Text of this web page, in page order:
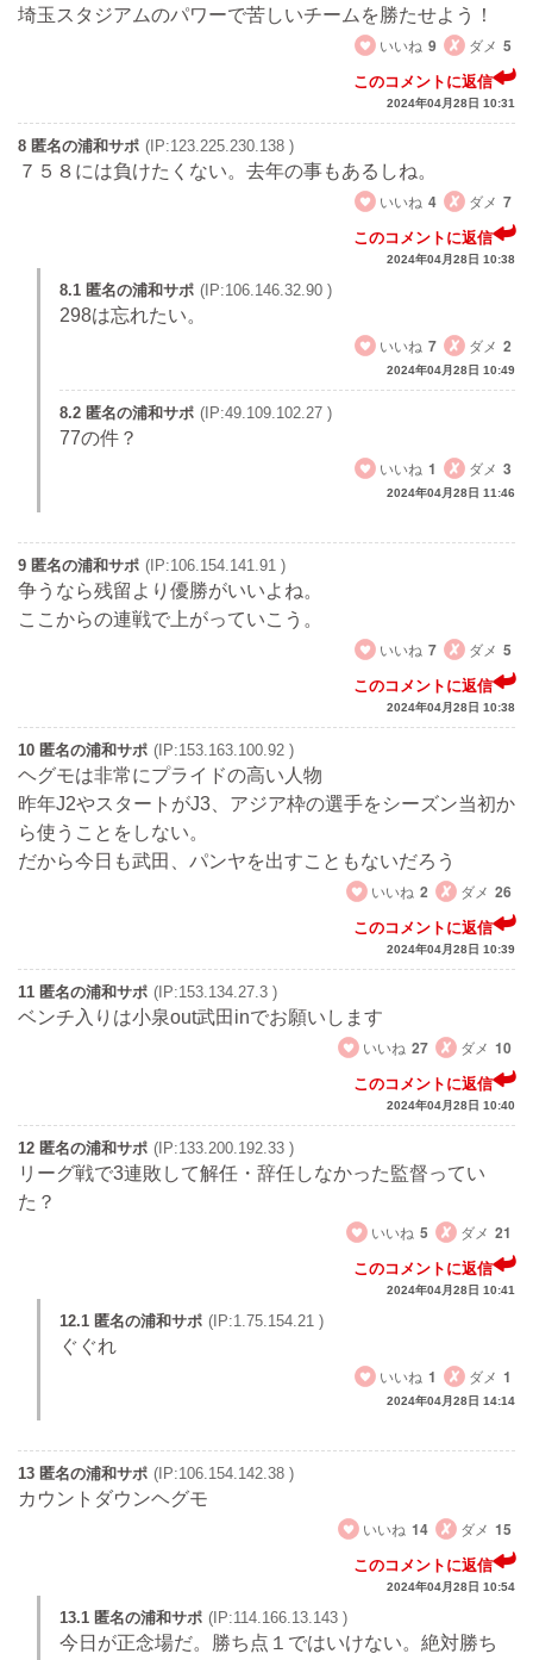
埼玉スタジアムのパワーで苦しいチームを勝たせよう！
いいね 9 ダメ 5
このコメントに返信
2024年04月28日 10:31
8 匿名の浦和サポ (IP:123.225.230.138 )
７５８には負けたくない。去年の事もあるしね。
いいね 4 ダメ 7
このコメントに返信
2024年04月28日 10:38
8.1 匿名の浦和サポ (IP:106.146.32.90 )
298は忘れたい。
いいね 7 ダメ 2
2024年04月28日 10:49
8.2 匿名の浦和サポ (IP:49.109.102.27 )
77の件？
いいね 1 ダメ 3
2024年04月28日 11:46
9 匿名の浦和サポ (IP:106.154.141.91 )
争うなら残留より優勝がいいよね。
ここからの連戦で上がっていこう。
いいね 7 ダメ 5
このコメントに返信
2024年04月28日 10:38
10 匿名の浦和サポ (IP:153.163.100.92 )
ヘグモは非常にプライドの高い人物
昨年J2やスタートがJ3、アジア枠の選手をシーズン当初か
ら使うことをしない。
だから今日も武田、パンヤを出すこともないだろう
いいね 2 ダメ 26
このコメントに返信
2024年04月28日 10:39
11 匿名の浦和サポ (IP:153.134.27.3 )
ベンチ入りは小泉out武田inでお願いします
いいね 27 ダメ 10
このコメントに返信
2024年04月28日 10:40
12 匿名の浦和サポ (IP:133.200.192.33 )
リーグ戦で3連敗して解任・辞任しなかった監督ってい
た？
いいね 5 ダメ 21
このコメントに返信
2024年04月28日 10:41
12.1 匿名の浦和サポ (IP:1.75.154.21 )
ぐぐれ
いいね 1 ダメ 1
2024年04月28日 14:14
13 匿名の浦和サポ (IP:106.154.142.38 )
カウントダウンヘグモ
いいね 14 ダメ 15
このコメントに返信
2024年04月28日 10:54
13.1 匿名の浦和サポ (IP:114.166.13.143 )
今日が正念場だ。勝ち点１ではいけない。絶対勝ち